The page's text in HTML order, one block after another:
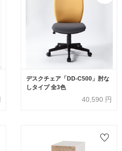
デスクチェア「DD-C500」肘な
しタイプ 全3色
40,590 円